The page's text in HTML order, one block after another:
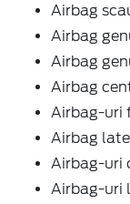
Airbag
Airbag
Airbag
Airbag
Airbag-uri
Airbag
Airbag-uri
Airbag-uri